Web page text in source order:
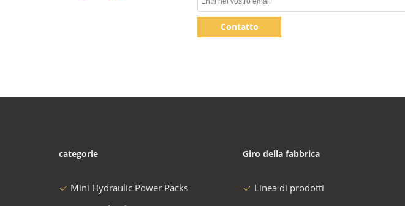
Contatto
categorie
Mini Hydraulic Power Packs
Giro della fabbrica
Linea di prodotti